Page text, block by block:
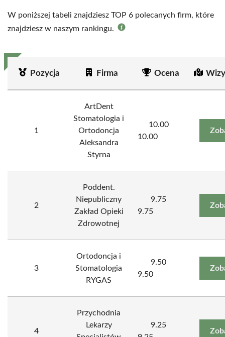
W poniższej tabeli znajdziesz TOP 6 polecanych firm, które
znajdziesz w naszym rankingu.
Pozycja Firma Ocena
1
ArtDent
Stomatologia i
Ortodoncja
Aleksandra
Styrna
10.00
10.00
2
Poddent.
Niepubliczny
Zakład Opieki
Zdrowotnej
9.75
9.75
3
Ortodoncja i
Stomatologia
RYGAS
9.50
9.50
4
Przychodnia
Lekarzy
9.25